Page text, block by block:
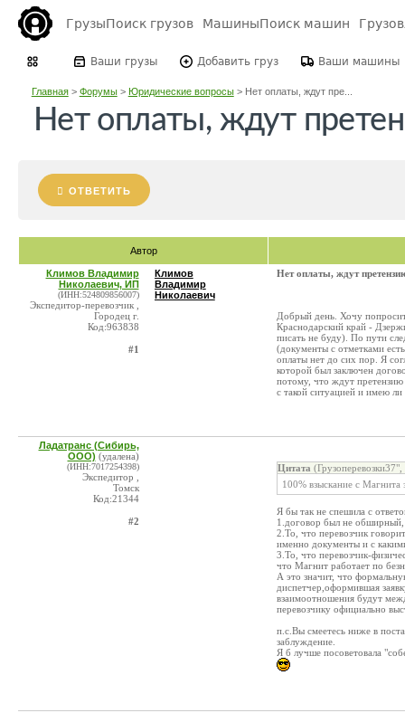
ГрузыПоиск грузов МашиныПоиск машин
Ваши грузы Добавить груз Ваши машины
Главная> Форумы> Юридические вопросы> Нет оплаты, ждут пре...
Нет оплаты, ждут
ОТВЕТИТЬ
Автор
Климов Владимир
Николаевич, ИП
(ИНН:524809856007)
Экспедитор-перевозчик ,
Городец г.
Код:963838
#1
Климов
Владимир
Николаевич
Нет оплаты, ждут
Добрый день. Хочу
Краснодарский край -
писать не буду). По пути
(документы с отметками
оплаты нет до сих пор. Я
которой был заключен
потому, что ждут претензию
с такой ситуацией и имею
Ладатранс (Сибирь,
ООО) (удалена)
(ИНН:7017254398)
Экспедитор ,
Томск
Код:21344
#2
Цитата
100% взыскание с Магнита
Я бы так не спешила с
1.договор был не обширный,
2.То, что перевозчик
именно документы и с
3.То, что перевозчик-
что Магнит работает по
А это значит, что
диспетчер,оформившая
взаимоотношения будут
перевозчику официально
п.с.Вы смеетесь ниже в
заблуждение.
Я б лучше посоветовала